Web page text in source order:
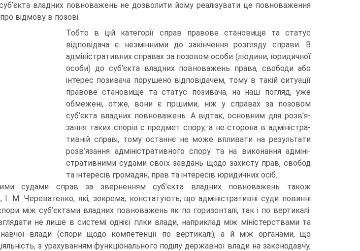
суб’єкта владних повноважень не дозволити йому ре­алізувати це повноваження
відмову в позові.
Тобто в цій категорії справ правове станови­ще та статус
відповідача є незмінними до закінчення розгляду справи. В
адміністративних справах за позовом особи (людини, юридичної
особи) до суб’єкта владних повноважень права, сво­боди або
інтерес позивача порушено відповідачем, тому в такій ситуації
правове становище та статус позивача, на наш погляд, уже
обмежені, отже, вони є гіршими, ніж у справах за позовом
суб’єкта владних повноважень. А відтак, основним для розв’я­
зання таких спорів є предмет спору, а не сторона в адміністра­
тивній справі, тому останнє не може впливати на результати
розв’язання адміністративного спору та на виконання адміні­
стративними судами своїх завдань щодо захисту прав, свобод
та інтересів громадян, прав та інтересів юридичних осіб.
судами справ за зверненням суб’єкта владних повноважень також
М. Череватенко, які, зокрема, констатують, що адміністратив­ні суди повинні
між суб’єктами владних повноважень як по горизонталі, так і по вертикалі.
не лише в системі однієї гілки вла­ди, наприклад між міністерствами та
влади (спори щодо компетенції по вертикалі), а й між ор­ганами, що
з урахуванням функціонального поділу державної влади на законодавчу,